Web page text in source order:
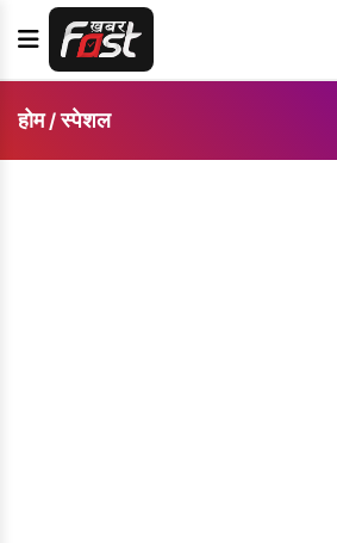
होम/ स्पेशल